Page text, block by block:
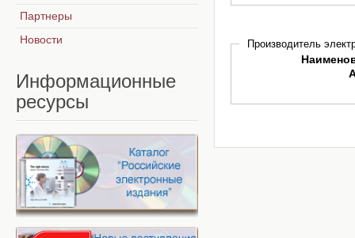
Производитель
Партнеры
Новости
Информационные
ресурсы